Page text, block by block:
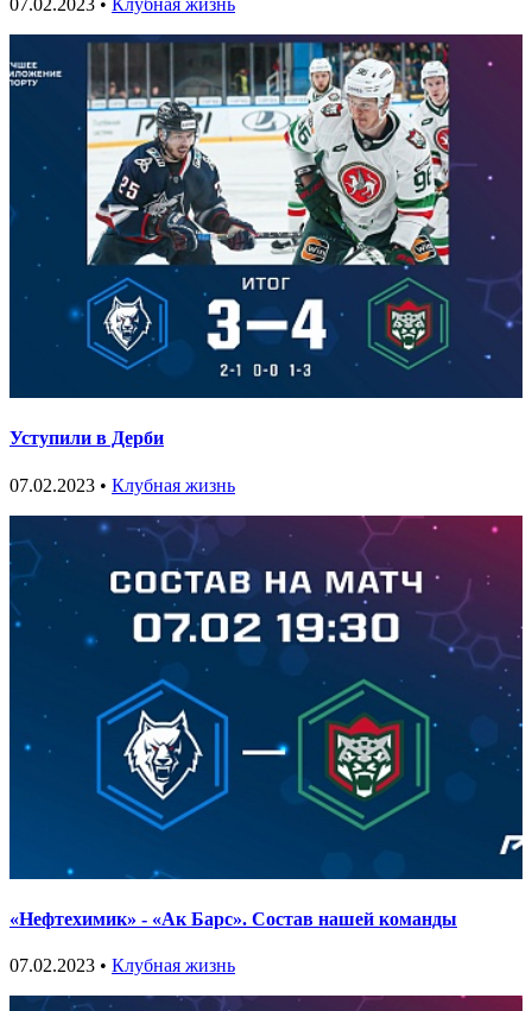
07.02.2023 • Клубная жизнь
Уступили в Дерби
07.02.2023 • Клубная жизнь
«Нефтехимик» - «Ак Барс». Состав нашей команды
07.02.2023 • Клубная жизнь